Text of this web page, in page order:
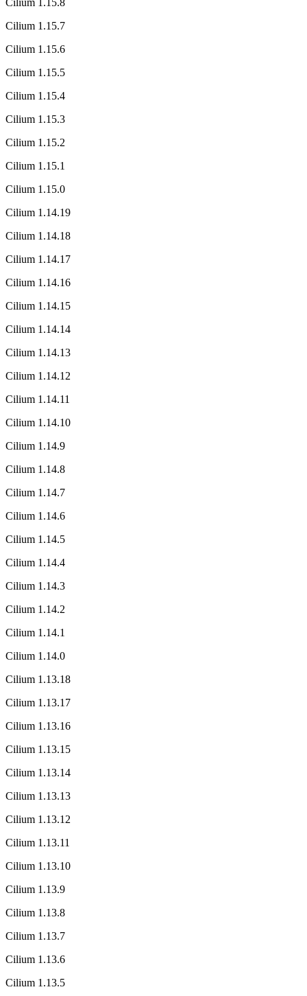
Cilium 1.15.8
Cilium 1.15.7
Cilium 1.15.6
Cilium 1.15.5
Cilium 1.15.4
Cilium 1.15.3
Cilium 1.15.2
Cilium 1.15.1
Cilium 1.15.0
Cilium 1.14.19
Cilium 1.14.18
Cilium 1.14.17
Cilium 1.14.16
Cilium 1.14.15
Cilium 1.14.14
Cilium 1.14.13
Cilium 1.14.12
Cilium 1.14.11
Cilium 1.14.10
Cilium 1.14.9
Cilium 1.14.8
Cilium 1.14.7
Cilium 1.14.6
Cilium 1.14.5
Cilium 1.14.4
Cilium 1.14.3
Cilium 1.14.2
Cilium 1.14.1
Cilium 1.14.0
Cilium 1.13.18
Cilium 1.13.17
Cilium 1.13.16
Cilium 1.13.15
Cilium 1.13.14
Cilium 1.13.13
Cilium 1.13.12
Cilium 1.13.11
Cilium 1.13.10
Cilium 1.13.9
Cilium 1.13.8
Cilium 1.13.7
Cilium 1.13.6
Cilium 1.13.5